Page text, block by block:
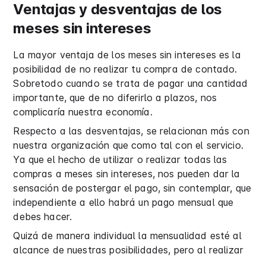
Ventajas y desventajas de los
meses sin intereses
La mayor ventaja de los meses sin intereses es la
posibilidad de no realizar tu compra de contado.
Sobretodo cuando se trata de pagar una cantidad
importante, que de no diferirlo a plazos, nos
complicaría nuestra economía.
Respecto a las desventajas, se relacionan más con
nuestra organización que como tal con el servicio.
Ya que el hecho de utilizar o realizar todas las
compras a meses sin intereses, nos pueden dar la
sensación de postergar el pago, sin contemplar, que
independiente a ello habrá un pago mensual que
debes hacer.
Quizá de manera individual la mensualidad esté al
alcance de nuestras posibilidades, pero al realizar